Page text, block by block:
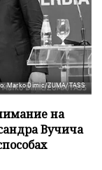
Marko Dimic/ZUMA/TASS
на
Вучича